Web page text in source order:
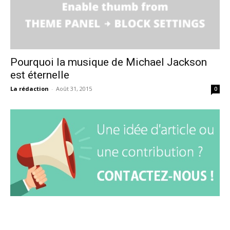
Pourquoi la musique de Michael Jackson
est éternelle
La rédaction - Août 31, 2015 0